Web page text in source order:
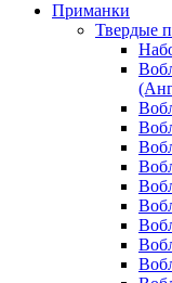
Приманки
Твердые